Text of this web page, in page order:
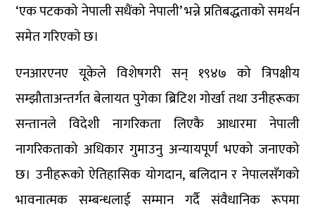
‘एक पटकको नेपाली सधैंको नेपाली’ भन्ने प्रतिबद्धताको समर्थन
समेत गरिएको छ।
एनआरएनए यूकेले विशेषगरी सन् १९४७ को त्रिपक्षीय
सम्झौताअन्तर्गत बेलायत पुगेका ब्रिटिश गोर्खा तथा उनीहरूका
सन्तानले विदेशी नागरिकता लिएकै आधारमा नेपाली
नागरिकताको अधिकार गुमाउनु अन्यायपूर्ण भएको जनाएको
छ। उनीहरूको ऐतिहासिक योगदान, बलिदान र नेपालसँगको
भावनात्मक सम्बन्धलाई सम्मान गर्दै संवैधानिक रूपमा